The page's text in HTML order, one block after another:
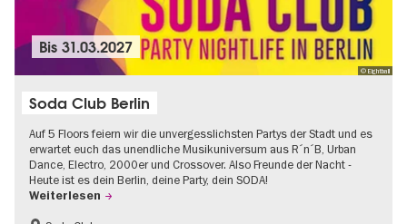
© Eightball
Bis31.03.2027
Soda Club Berlin
Auf 5 Floors feiern wir die unvergesslichsten Partys der Stadt und es
erwartet euch das unendliche Musikuniversum aus R´n´B, Urban
Dance, Electro, 2000er und Crossover. Also Freunde der Nacht -
Heute ist es dein Berlin, deine Party, dein SODA!
Weiterlesen